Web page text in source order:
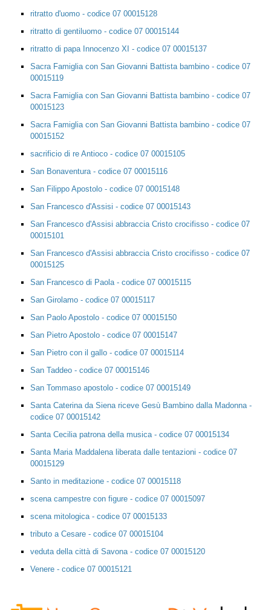
ritratto d'uomo - codice 07 00015128
ritratto di gentiluomo - codice 07 00015144
ritratto di papa Innocenzo XI - codice 07 00015137
Sacra Famiglia con San Giovanni Battista bambino - codice 07
00015119
Sacra Famiglia con San Giovanni Battista bambino - codice 07
00015123
Sacra Famiglia con San Giovanni Battista bambino - codice 07
00015152
sacrificio di re Antioco - codice 07 00015105
San Bonaventura - codice 07 00015116
San Filippo Apostolo - codice 07 00015148
San Francesco d'Assisi - codice 07 00015143
San Francesco d'Assisi abbraccia Cristo crocifisso - codice 07
00015101
San Francesco d'Assisi abbraccia Cristo crocifisso - codice 07
00015125
San Francesco di Paola - codice 07 00015115
San Girolamo - codice 07 00015117
San Paolo Apostolo - codice 07 00015150
San Pietro Apostolo - codice 07 00015147
San Pietro con il gallo - codice 07 00015114
San Taddeo - codice 07 00015146
San Tommaso apostolo - codice 07 00015149
Santa Caterina da Siena riceve Gesù Bambino dalla Madonna -
codice 07 00015142
Santa Cecilia patrona della musica - codice 07 00015134
Santa Maria Maddalena liberata dalle tentazioni - codice 07
00015129
Santo in meditazione - codice 07 00015118
scena campestre con figure - codice 07 00015097
scena mitologica - codice 07 00015133
tributo a Cesare - codice 07 00015104
veduta della città di Savona - codice 07 00015120
Venere - codice 07 00015121